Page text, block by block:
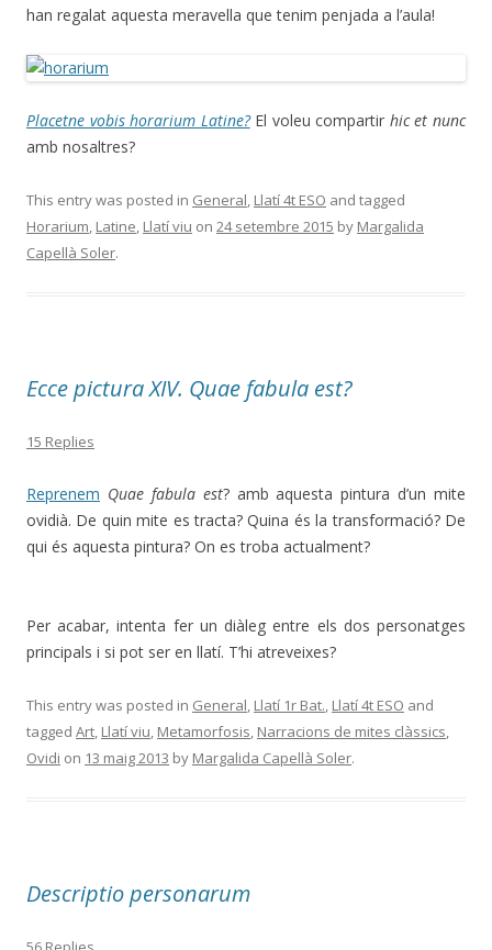
han regalat aquesta meravella que tenim penjada a l’aula!
Placetne vobis horarium Latine?El voleu compartir hic et nunc
amb nosaltres?
This entry was posted in General, Llatí 4t ESO and tagged
Horarium, Latine, Llatí viu on 24 setembre 2015 by Margalida
Capellà Soler.
Ecce pictura XIV. Quae fabula est?
15 Replies
Reprenem Quae fabula est? amb aquesta pintura d’un mite
ovidià. De quin mite es tracta? Quina és la transformació? De
qui és aquesta pintura? On es troba actualment?
Per acabar, intenta fer un diàleg entre els dos personatges
principals i si pot ser en llatí. T’hi atreveixes?
This entry was posted in General, Llatí 1r Bat., Llatí 4t ESO and
tagged Art, Llatí viu, Metamorfosis, Narracions de mites clàssics,
Ovidi on 13 maig 2013 by Margalida Capellà Soler.
Descriptio personarum